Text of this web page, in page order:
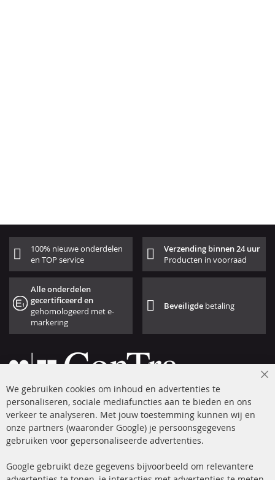
100% nieuwe onderdelen
en TOP service
Verzending binnen 24 uur
Producten in voorraad
Alle onderdelen
gecertificeerd en
gehomologeerd met e-
markering
Beveiligde betaling
+49 (0) 4533 799 00 0
ma-do: 09-17 u, vr Fr 09-16 u
info@contra-automotive.de
facebook
instagram
We gebruiken cookies om inhoud en advertenties te
personaliseren, sociale mediafuncties aan te bieden en ons
verkeer te analyseren. Met jouw toestemming kunnen wij en
onze partners (waaronder Google) je persoonsgegevens
gebruiken voor gepersonaliseerde advertenties.
Google gebruikt deze gegevens bijvoorbeeld om relevantere